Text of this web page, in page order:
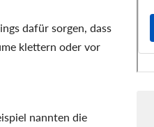
dafür sorgen, dass
klettern oder vor
nannten die